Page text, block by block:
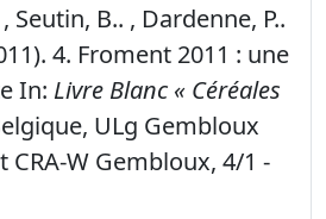
Seutin, B.. , Dardenne, P..
4. Froment 2011 : une
In: Livre Blanc « Céréales
ULg Gembloux
CRA-W Gembloux, 4/1 -